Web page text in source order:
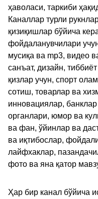
ҳаволаси, таркиби
Каналлар турли
қизиқишлар бўйича
фойдаланувчилари
мусиқа ва mp3, видео
санъат, дизайн,
қизлар учун, спорт
сотиш, товарлар ва
инновациялар,
органлари, юмор ва
ва фан, ўйинлар ва
ва иқтибослар,
лайфхаклар,
фото ва яна қатор
Ҳар бир канал бўйича